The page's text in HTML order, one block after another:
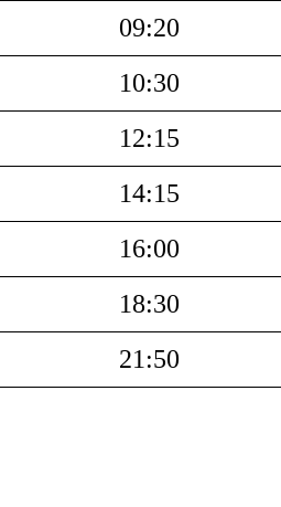
09:20
10:30
12:15
14:15
16:00
18:30
21:50